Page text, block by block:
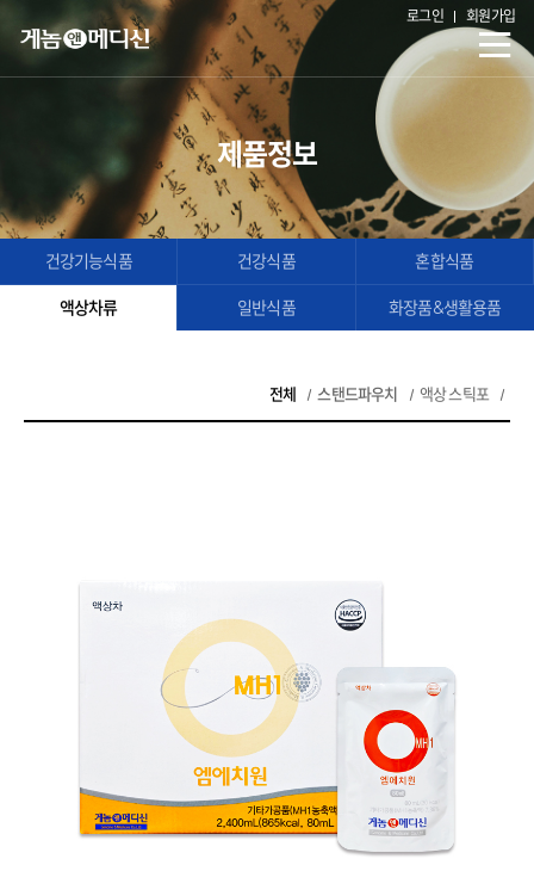
로그인 회원가입
제품정보
건강기능식품 건강식품 혼합식품
액상차류 일반식품 화장품&생활용품
전체 스탠드파우치 액상 스틱포